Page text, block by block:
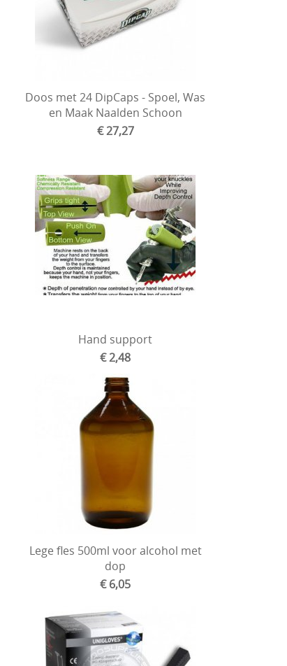
Doos met 24 DipCaps - Spoel, Was
en Maak Naalden Schoon
€ 27,27
Hand support
€ 2,48
Lege fles 500ml voor alcohol met
dop
€ 6,05